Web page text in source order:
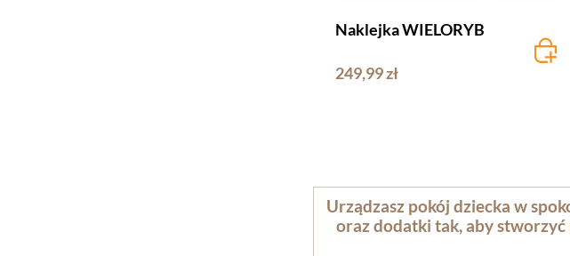
Naklejka WIELORYB
249,99 zł
Urządzasz pokój dziecka w
oraz dodatki tak, aby